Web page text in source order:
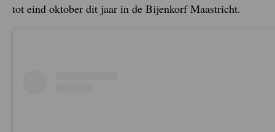
tot eind oktober dit jaar in de Bijenkorf Maastricht.